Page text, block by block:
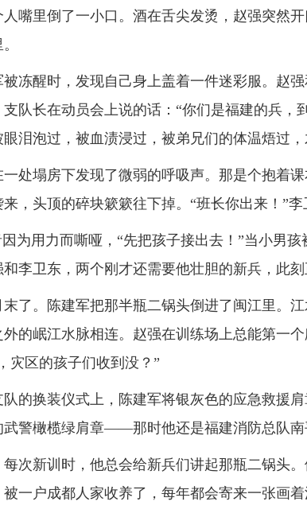
嘴里倒了一小口。酒在舌尖发烫，赵强突然开
冻醒时，发现自己身上盖着一件迷彩服。赵
队长在动员会上说的话： “你们是福建的兵，
泪泡过，被血渍浸过，被弟兄们的体温焐过，
处塌房下发现了微弱的呼吸声。那是个抱着
，头顶的碎块簌簌往下掉。 “班长你出来！ ”李
为用力而嘶哑， “先把孩子接出去！ ”当小男孩
卫东，两个刚才还需要他壮胆的新兵，此刻
了。陈建军把那半瓶二锅头倒进了闽江里。
的岷江水脉相连。赵强在训练场上总能第一
灾区的孩子们收到没？ ”
的换装仪式上，陈建军将银灰色的应急救援
武警橄榄绿肩章——那时他还是福建消防总队
次新训时，他总会给新兵们讲起那瓶二锅头
一户成都人家收养了，每年都会寄来一张画着